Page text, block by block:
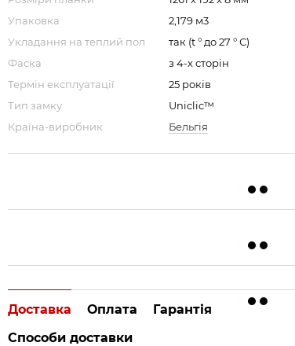
Упаковка
2,179 м3
Укладання на теплий пол
так (t ° до 27 ° С)
Фаска
з 4-х сторін
Термін експлуатації
25 років
Тип замку
Uniclic™
Країна-виробник
Бельгія
Доставка Оплата
Гарантія
Способи доставки